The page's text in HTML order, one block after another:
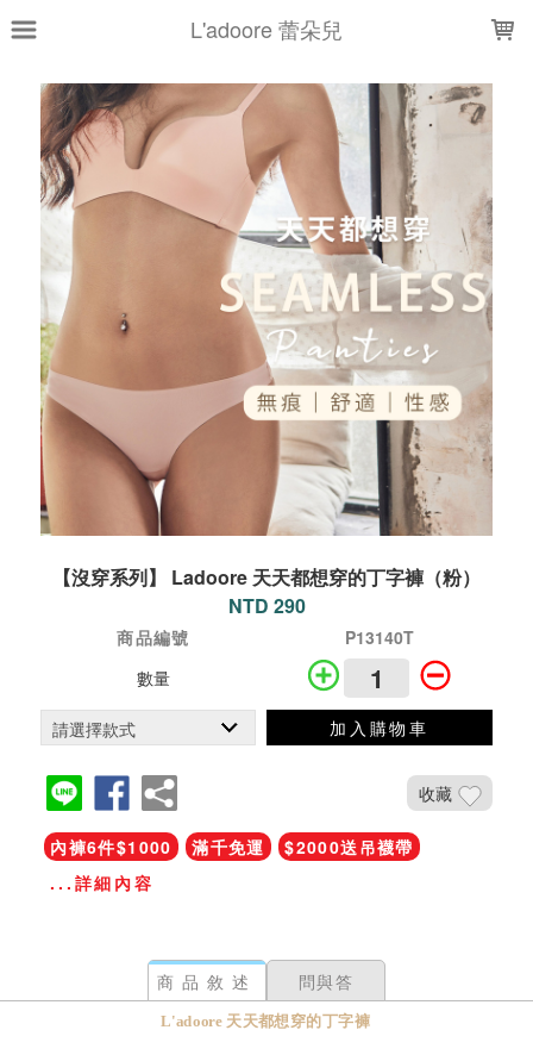
L'adoore 蕾朵兒
【沒穿系列】 Ladoore 天天都想穿的丁字褲（粉）
NTD 290
商品編號
P13140T
數量
加入購物車
收藏
內褲6件$1000 滿千免運
$2000送吊襪帶
...詳細內容
商品敘述 問與答